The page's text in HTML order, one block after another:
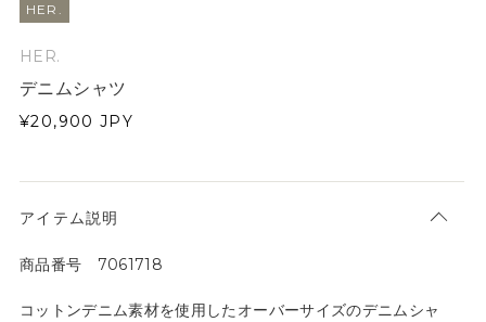
HER.
HER.
デニムシャツ
¥20,900 JPY
アイテム説明
商品番号 7061718
コットンデニム素材を使用したオーバーサイズのデニムシャ